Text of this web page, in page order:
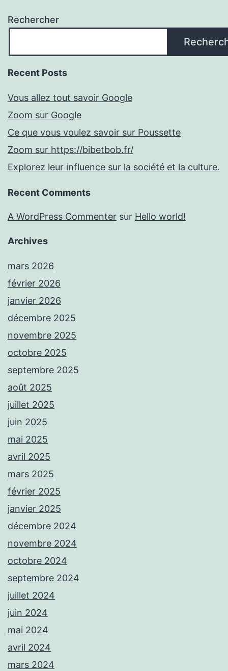
Rechercher
Recent Posts
Vous allez tout savoir Google
Zoom sur Google
Ce que vous voulez savoir sur Poussette
Zoom sur https://bibetbob.fr/
Explorez leur influence sur la société et la culture.
Recent Comments
A WordPress Commenter sur Hello world!
Archives
mars 2026
février 2026
janvier 2026
décembre 2025
novembre 2025
octobre 2025
septembre 2025
août 2025
juillet 2025
juin 2025
mai 2025
avril 2025
mars 2025
février 2025
janvier 2025
décembre 2024
novembre 2024
octobre 2024
septembre 2024
juillet 2024
juin 2024
mai 2024
avril 2024
mars 2024